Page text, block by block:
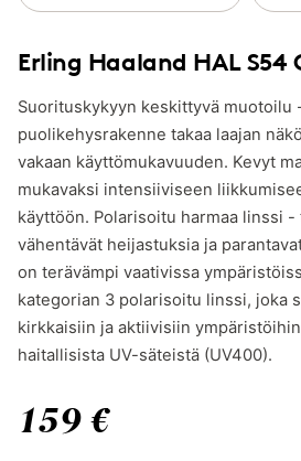
Erling Haaland HAL S54
Suorituskykyyn keskittyvä muotoilu
puolikehysrakenne takaa laajan
vakaan käyttömukavuuden. Kevyt
mukavaksi intensiiviseen
käyttöön. Polarisoitu harmaa linssi
vähentävät heijastuksia ja
on terävämpi vaativissa
kategorian 3 polarisoitu linssi, joka
kirkkaisiin ja aktiivisiin
haitallisista UV-säteistä (UV400).
159 €